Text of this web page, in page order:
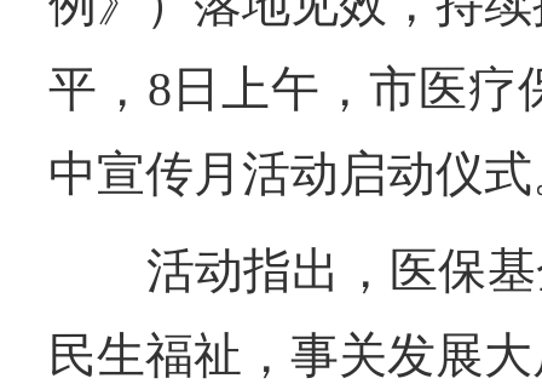
平，8日上午，市医疗
中宣传月活动启动仪
活动指出，医保基
民生福祉，事关发展